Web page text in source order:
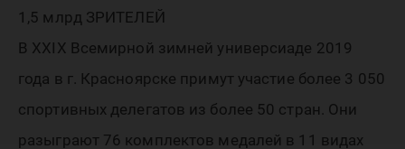
1,5 млрд ЗРИТЕЛЕЙ
В XXIX Всемирной зимней универсиаде 2019
года в г. Красноярске примут участие более 3 050
спортивных делегатов из более 50 стран. Они
разыграют 76 комплектов медалей в 11 видах